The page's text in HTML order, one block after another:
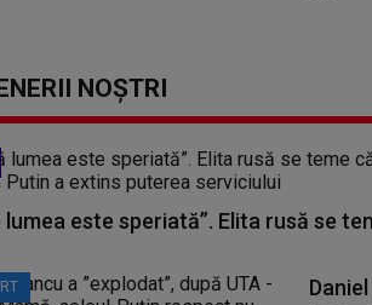
NOȘTRI
lumea este speriată”. Elita rusă se